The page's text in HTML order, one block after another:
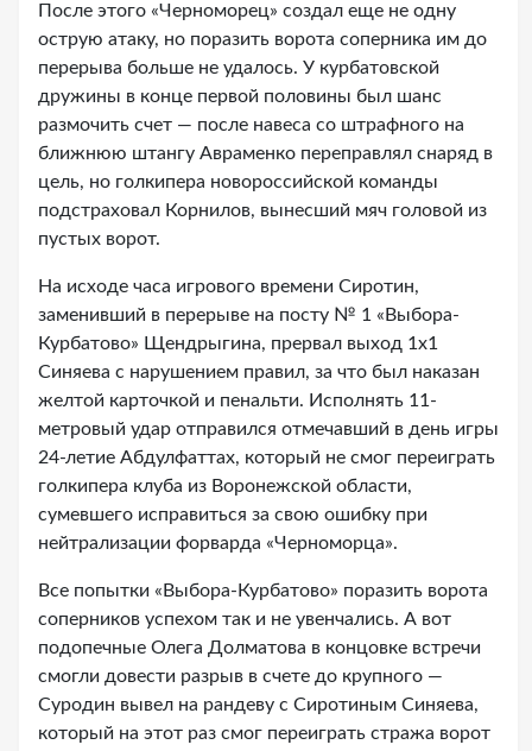
После этого «Черноморец» создал еще не одну
острую атаку, но поразить ворота соперника им до
перерыва больше не удалось. У курбатовской
дружины в конце первой половины был шанс
размочить счет — после навеса со штрафного на
ближнюю штангу Авраменко переправлял снаряд в
цель, но голкипера новороссийской команды
подстраховал Корнилов, вынесший мяч головой из
пустых ворот.
На исходе часа игрового времени Сиротин,
заменивший в перерыве на посту № 1 «Выбора-
Курбатово» Щендрыгина, прервал выход 1х1
Синяева с нарушением правил, за что был наказан
желтой карточкой и пенальти. Исполнять 11-
метровый удар отправился отмечавший в день игры
24-летие Абдулфаттах, который не смог переиграть
голкипера клуба из Воронежской области,
сумевшего исправиться за свою ошибку при
нейтрализации форварда «Черноморца».
Все попытки «Выбора-Курбатово» поразить ворота
соперников успехом так и не увенчались. А вот
подопечные Олега Долматова в концовке встречи
смогли довести разрыв в счете до крупного —
Суродин вывел на рандеву с Сиротиным Синяева,
который на этот раз смог переиграть стража ворот